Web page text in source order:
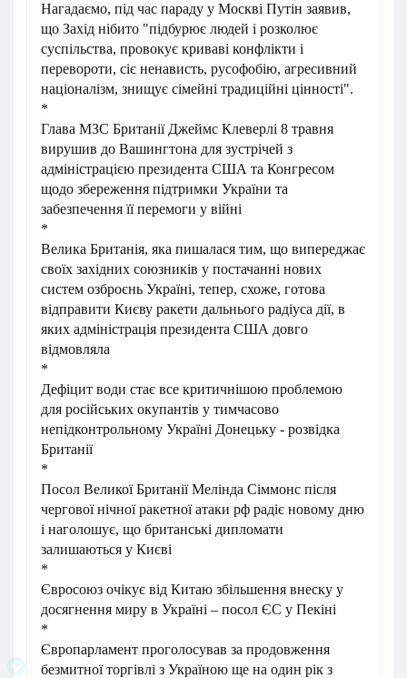
Нагадаємо, під час параду у Москві Путін заявив,
що Захід нібито "підбурює людей і розколює
суспільства, провокує криваві конфлікти і
перевороти, сіє ненависть, русофобію, агресивний
націоналізм, знищує сімейні традиційні цінності".
*
Глава МЗС Британії Джеймс Клеверлі 8 травня
вирушив до Вашингтона для зустрічей з
адміністрацією президента США та Конгресом
щодо збереження підтримки України та
забезпечення її перемоги у війні
*
Велика Британія, яка пишалася тим, що випереджає
своїх західних союзників у постачанні нових
систем озброєнь Україні, тепер, схоже, готова
відправити Києву ракети дальнього радіуса дії, в
яких адміністрація президента США довго
відмовляла
*
Дефіцит води стає все критичнішою проблемою
для російських окупантів у тимчасово
непідконтрольному Україні Донецьку - розвідка
Британії
*
Посол Великої Британії Мелінда Сіммонс після
чергової нічної ракетної атаки рф радіє новому дню
і наголошує, що британські дипломати
залишаються у Києві
*
Євросоюз очікує від Китаю збільшення внеску у
досягнення миру в Україні – посол ЄС у Пекіні
*
Європарламент проголосував за продовження
безмитної торгівлі з Україною ще на один рік з